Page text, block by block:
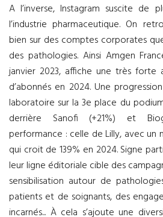
A l’inverse, Instagram suscite de
l’industrie pharmaceutique. On
bien sur des comptes corporates
des pathologies. Ainsi Amgen
janvier 2023, affiche une très forte
d’abonnés en 2024. Une
laboratoire sur la 3e place du
derrière Sanofi (+21%) et
performance : celle de Lilly, avec
qui croit de 139% en 2024. Signe
leur ligne éditoriale cible des
sensibilisation autour de
patients et de soignants, des
incarnés... À cela s’ajoute une